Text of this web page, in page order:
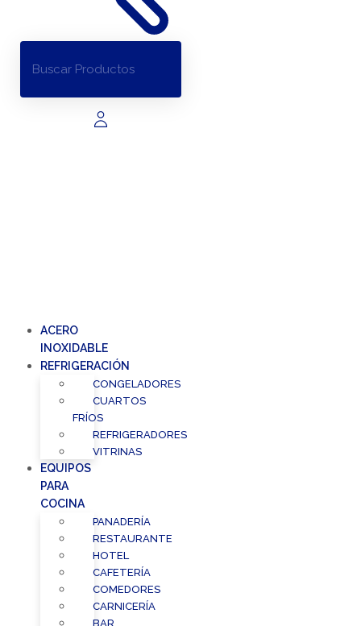
ACERO
INOXIDABLE
REFRIGERACIÓN
CONGELADORES
CUARTOS
FRÍOS
REFRIGERADORES
VITRINAS
EQUIPOS
PARA
COCINA
PANADERÍA
RESTAURANTE
HOTEL
CAFETERÍA
COMEDORES
CARNICERÍA
BAR